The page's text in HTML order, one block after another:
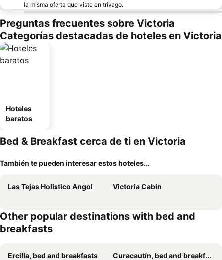
la misma oferta que viste en trivago.
Preguntas frecuentes sobre Victoria
Categorías destacadas de hoteles en Victoria
Hoteles
baratos
Bed & Breakfast cerca de ti en Victoria
También te pueden interesar estos hoteles...
Las Tejas Holistico Angol Victoria Cabin
Other popular destinations with bed and
breakfasts
Ercilla, bed and breakfasts Curacautín, bed and breakfasts